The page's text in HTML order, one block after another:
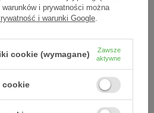
DOSTAWA
!
i prywatności można
i warunki Google.
cookie (wymagane)
Zawsze
aktywne
cookie